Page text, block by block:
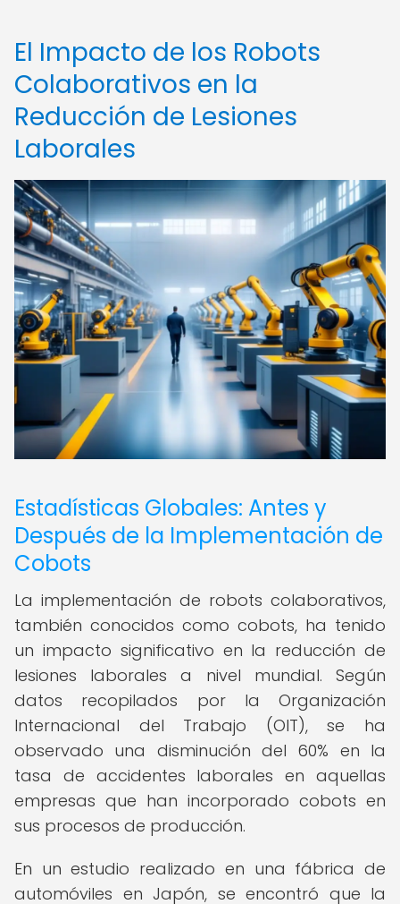
El Impacto de los Robots
Colaborativos en la
Reducción de Lesiones
Laborales
Estadísticas Globales: Antes y
Después de la Implementación de
Cobots
La implementación de robots colaborativos,
también conocidos como cobots, ha tenido
un impacto significativo en la reducción de
lesiones laborales a nivel mundial. Según
datos recopilados por la Organización
Internacional del Trabajo (OIT), se ha
observado una disminución del 60% en la
tasa de accidentes laborales en aquellas
empresas que han incorporado cobots en
sus procesos de producción.
En un estudio realizado en una fábrica de
automóviles en Japón, se encontró que la